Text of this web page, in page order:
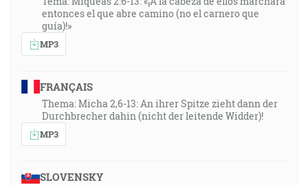
entonces el que abre camino (no el carnero que
guía)!»
MP3
FRANÇAIS
Thema: Micha 2,6-13: An ihrer Spitze zieht dann der
Durchbrecher dahin (nicht der leitende Widder)!
MP3
SLOVENSKY